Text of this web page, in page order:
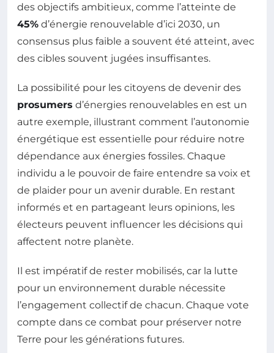
des objectifs ambitieux, comme l’atteinte de
45% d’énergie renouvelable d’ici 2030, un
consensus plus faible a souvent été atteint, avec
des cibles souvent jugées insuffisantes.
La possibilité pour les citoyens de devenir des
prosumers d’énergies renouvelables en est un
autre exemple, illustrant comment l’autonomie
énergétique est essentielle pour réduire notre
dépendance aux énergies fossiles. Chaque
individu a le pouvoir de faire entendre sa voix et
de plaider pour un avenir durable. En restant
informés et en partageant leurs opinions, les
électeurs peuvent influencer les décisions qui
affectent notre planète.
Il est impératif de rester mobilisés, car la lutte
pour un environnement durable nécessite
l’engagement collectif de chacun. Chaque vote
compte dans ce combat pour préserver notre
Terre pour les générations futures.